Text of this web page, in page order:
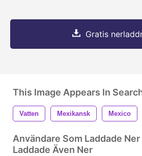
Gratis
This Image Appears In
Vatten Mexikansk Mexico
Användare Som Laddade
Laddade Även Ner